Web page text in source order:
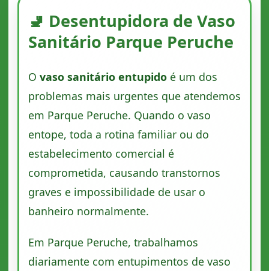
🚽 Desentupidora de Vaso
Sanitário Parque Peruche
O vaso sanitário entupidoé um dos
problemas mais urgentes que atendemos
em Parque Peruche. Quando o vaso
entope, toda a rotina familiar ou do
estabelecimento comercial é
comprometida, causando transtornos
graves e impossibilidade de usar o
banheiro normalmente.
Em Parque Peruche, trabalhamos
diariamente com entupimentos de vaso